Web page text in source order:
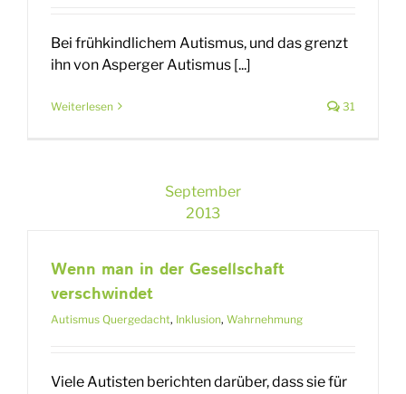
Bei frühkindlichem Autismus, und das grenzt
ihn von Asperger Autismus [...]
Weiterlesen 31
September
2013
Wenn man in der Gesellschaft
verschwindet
Autismus Quergedacht, Inklusion, Wahrnehmung
Viele Autisten berichten darüber, dass sie für